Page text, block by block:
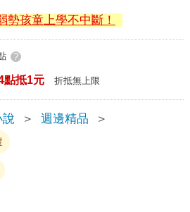
勢孩童上學不中斷！
?
點抵1元 折抵無上限
說 ＞ 週邊精品
＞